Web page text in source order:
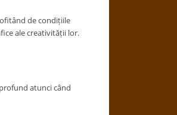
de condițiile
ale creativității lor.
atunci când